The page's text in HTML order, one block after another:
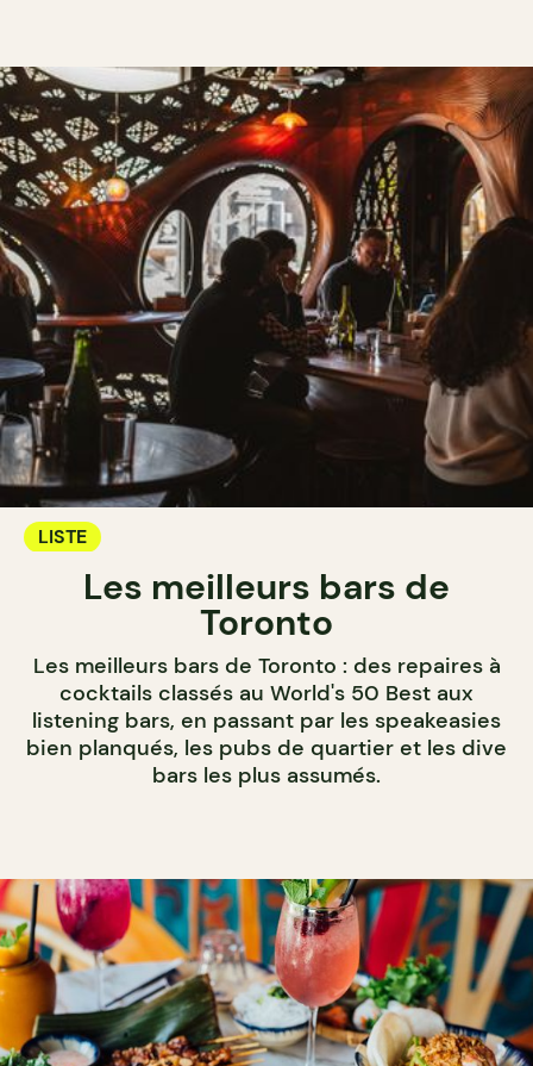
LISTE
Les meilleurs bars de
Toronto
Les meilleurs bars de Toronto : des repaires à
cocktails classés au World's 50 Best aux
listening bars, en passant par les speakeasies
bien planqués, les pubs de quartier et les dive
bars les plus assumés.